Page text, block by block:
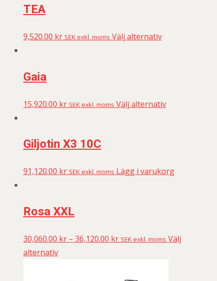
TEA
9,520.00 kr SEK exkl. moms Välj alternativ
Gaia
15,920.00 kr SEK exkl. moms Välj alternativ
Giljotin X3 10C
91,120.00 kr SEK exkl. moms Lägg i varukorg
Rosa XXL
30,060.00 kr – 36,120.00 kr SEK exkl. moms Välj
alternativ